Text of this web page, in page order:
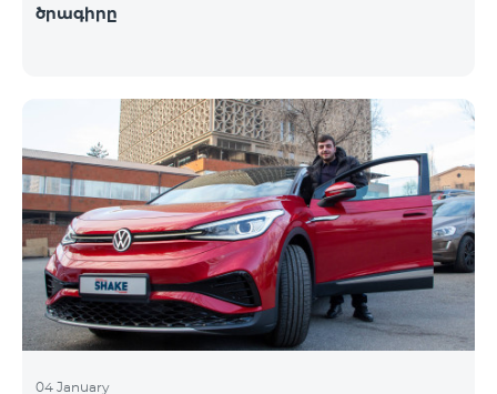
ծրագիրը
04 January